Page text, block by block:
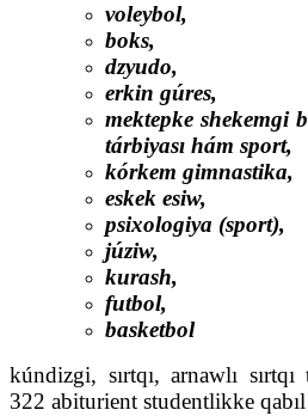
voleybol,
boks,
dzyudo,
erkin gúres,
mektepke shekemgi
tárbiyası hám sport,
kórkem gimnastika,
eskek esiw,
psixologiya (sport),
júziw,
kurash,
futbol,
basketbol
kúndizgi, sırtqı, arnawlı
322 abiturient studentlikke